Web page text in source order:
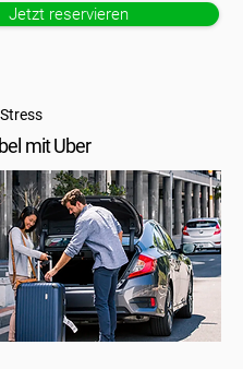
Jetzt reservieren
mit Uber